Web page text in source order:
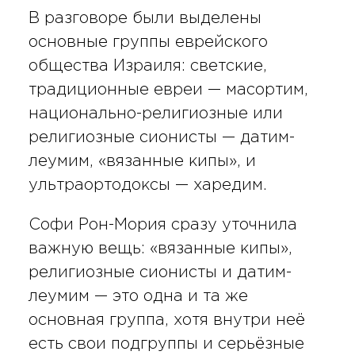
В разговоре были выделены
основные группы еврейского
общества Израиля: светские,
традиционные евреи — масортим,
национально-религиозные или
религиозные сионисты — датим-
леумим, «вязанные кипы», и
ультраортодоксы — харедим.
Софи Рон-Мория сразу уточнила
важную вещь: «вязанные кипы»,
религиозные сионисты и датим-
леумим — это одна и та же
основная группа, хотя внутри неё
есть свои подгруппы и серьёзные